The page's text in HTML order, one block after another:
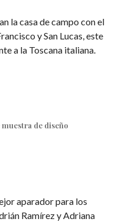
la casa de campo con el
y San Lucas, este
a la Toscana italiana.
de diseño
aparador para los
Ramírez y Adriana